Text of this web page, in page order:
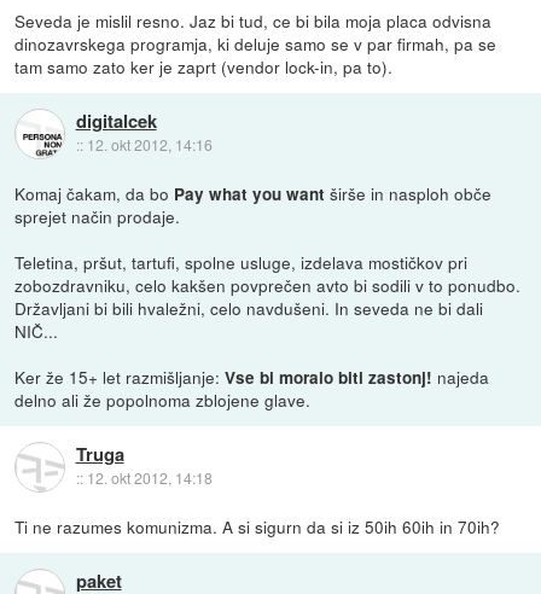
Seveda je mislil resno. Jaz bi tud, ce bi bila moja placa odvisna
dinozavrskega programja, ki deluje samo se v par firmah, pa se
tam samo zato ker je zaprt (vendor lock-in, pa to).
digitalcek
:: 12. okt 2012, 14:16
Komaj čakam, da bo Pay what you want širše in nasploh obče
sprejet način prodaje.
Teletina, pršut, tartufi, spolne usluge, izdelava mostičkov pri
zobozdravniku, celo kakšen povprečen avto bi sodili v to ponudbo.
Državljani bi bili hvaležni, celo navdušeni. In seveda ne bi dali
NIČ...
Ker že 15+ let razmišljanje:Vse bi moralo biti zastonj! najeda
delno ali že popolnoma zblojene glave.
Truga
:: 12. okt 2012, 14:18
Ti ne razumes komunizma. A si sigurn da si iz 50ih 60ih in 70ih?
paket